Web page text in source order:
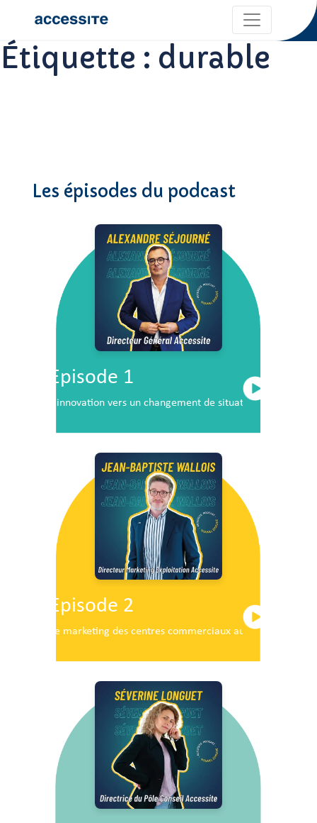
Étiquette : durable
Les épisodes du podcast
Episode 1
L’innovation vers un changement de situation
Episode 2
Le marketing des centres commerciaux au service du